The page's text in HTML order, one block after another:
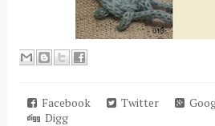
Facebook Twitter
Digg